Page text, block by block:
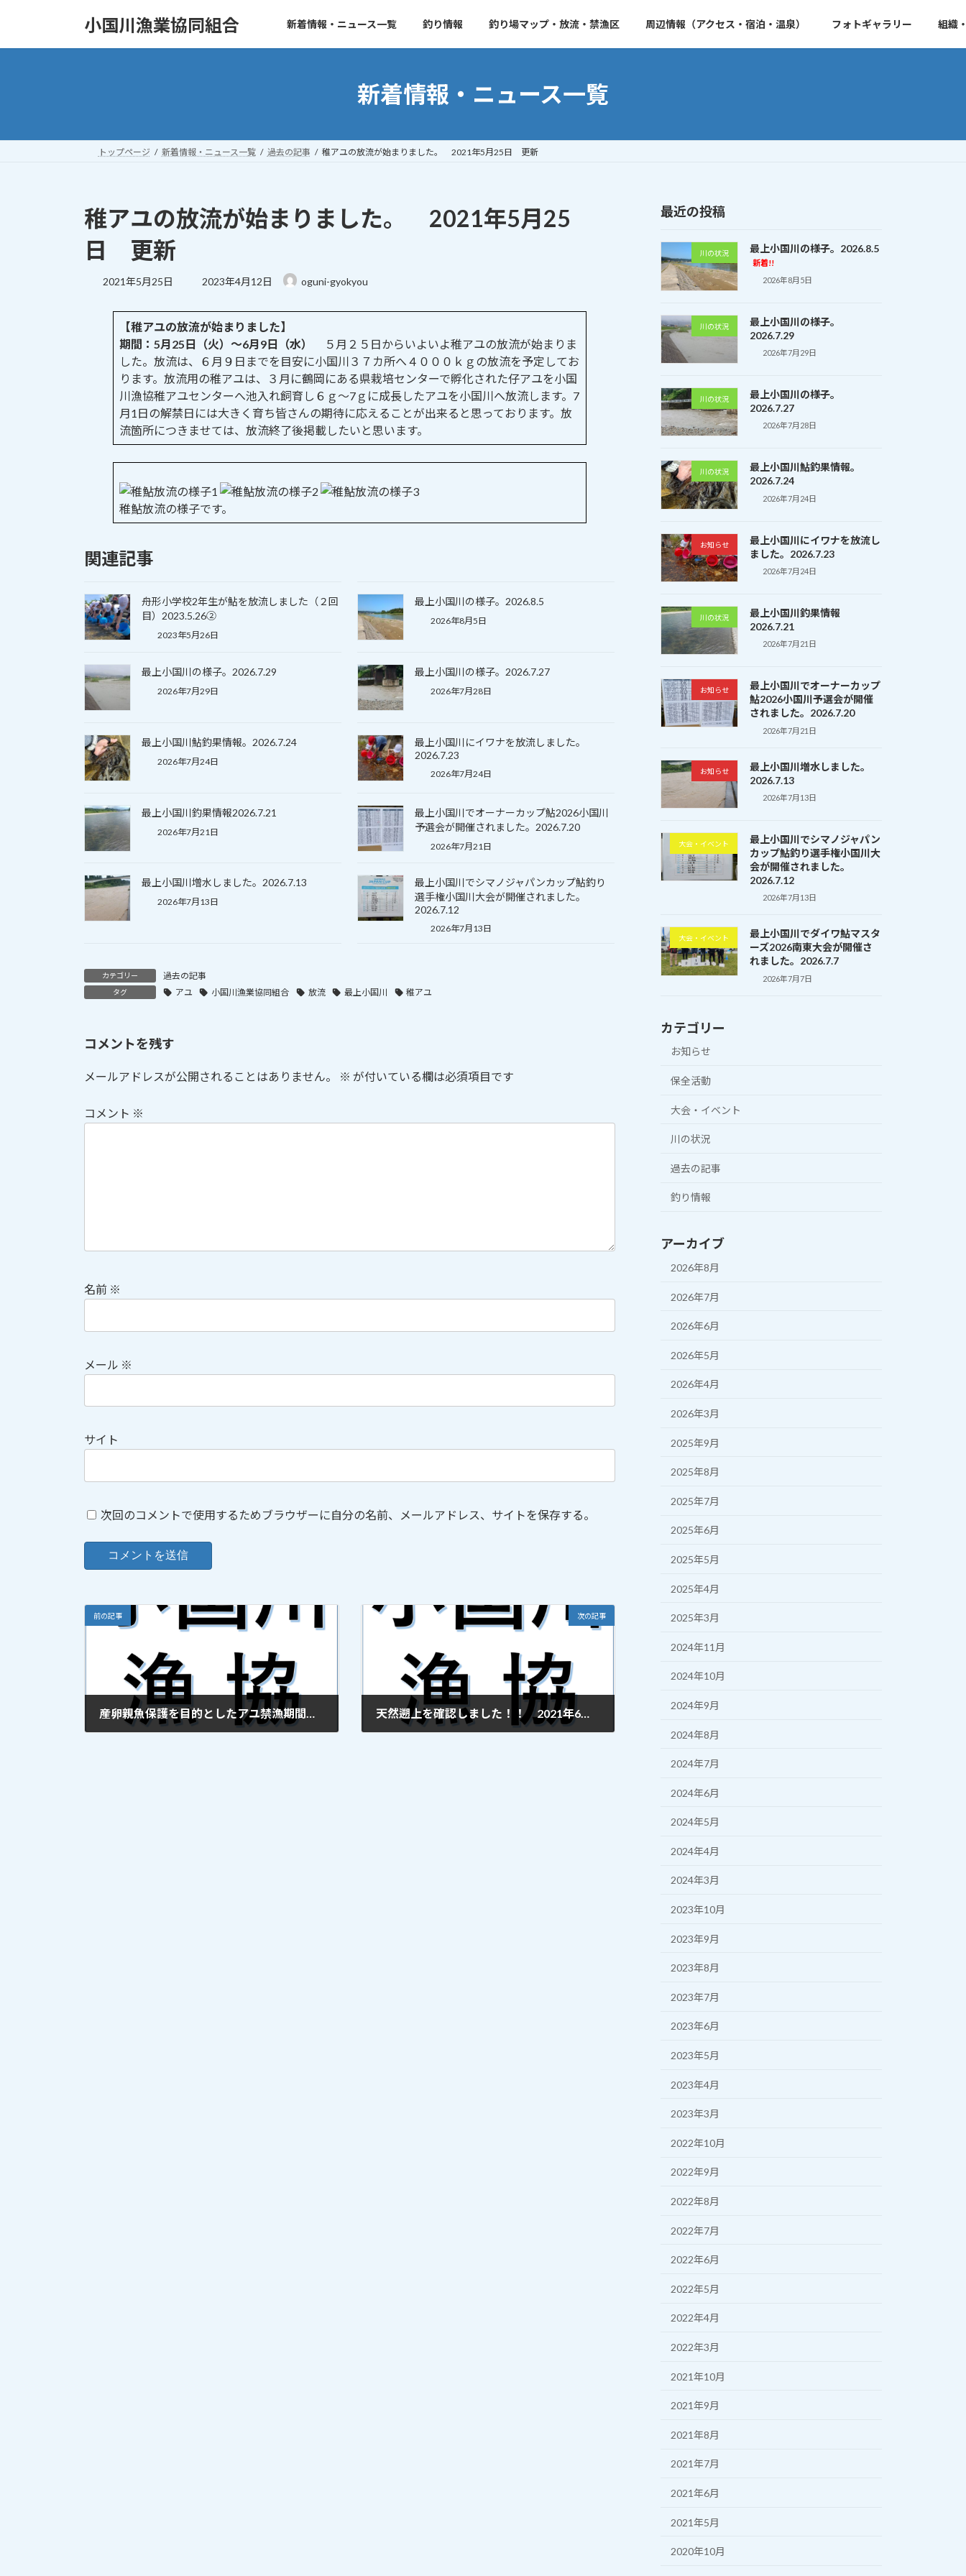
小国川漁業協同組合 新着情報・ニュース一覧 釣り情報 釣り場マップ・放流・禁漁区 周辺情報（アクセス・宿泊・温泉） フォトギャラリー 組織
新着情報・ニュース一覧
トップページ 新着情報・ニュース一覧 過去の記事 稚アユの放流が始まりました。 2021年5月25日 更新
稚アユの放流が始まりました。 2021年5月25
日 更新
2021年5月25日
最
新
日
時
:
2023年4月12日 oguni-gyokyou
【稚アユの放流が始まりました】
期間：5月25日（火）～6月9日（水）
５月２５日からいよいよ稚アユの放流が始まりま
した。放流は、６月９日までを目安に小国川３７カ所へ４０００ｋｇの放流を予定してお
ります。放流用の稚アユは、３月に鶴岡にある県栽培センターで孵化された仔アユを小国
川漁協稚アユセンターへ池入れ飼育し６ｇ～7ｇに成長したアユを小国川へ放流します。7
月1日の解禁日には大きく育ち皆さんの期待に応えることが出来ると思っております。放
流箇所につきませては、放流終了後掲載したいと思います。
稚鮎放流の様子です。
関連記事
舟形小学校2年生が鮎を放流しました（２回
目）2023.5.26②
2023年5月26日
最上小国川の様子。2026.8.5
2026年8月5日
最上小国川の様子。2026.7.29
2026年7月29日
最上小国川の様子。2026.7.27
2026年7月28日
最上小国川鮎釣果情報。2026.7.24
2026年7月24日
最上小国川にイワナを放流しました。
2026.7.23
2026年7月24日
最上小国川釣果情報2026.7.21
2026年7月21日
最上小国川でオーナーカップ鮎2026小国川
予選会が開催されました。2026.7.20
2026年7月21日
最上小国川増水しました。2026.7.13
2026年7月13日
最上小国川でシマノジャパンカップ鮎釣り
選手権小国川大会が開催されました。
2026.7.12
2026年7月13日
カテゴリー 過去の記事
タグ アユ 小国川漁業協同組合 放流 最上小国川 稚アユ
コメントを残す
メールアドレスが公開されることはありません。 ※ が付いている欄は必須項目です
コメント ※
名前 ※
メール ※
サイト
次回のコメントで使用するためブラウザーに自分の名前、メールアドレス、サイトを保存する。
前の記事
産卵親魚保護を目的としたアユ禁漁期間と禁漁区域の設置 2020年10月6日 更新
次の記事
天然遡上を確認しました！！ 2021年6月3日 更新
最近の投稿
川の状況 最上小国川の様子。2026.8.5
新着!!
2026年8月5日
川の状況
最上小国川の様子。
2026.7.29
2026年7月29日
川の状況
最上小国川の様子。
2026.7.27
2026年7月28日
川の状況
最上小国川鮎釣果情報。
2026.7.24
2026年7月24日
お知らせ
最上小国川にイワナを放流し
ました。2026.7.23
2026年7月24日
川の状況
最上小国川釣果情報
2026.7.21
2026年7月21日
お知らせ
最上小国川でオーナーカップ
鮎2026小国川予選会が開催
されました。2026.7.20
2026年7月21日
お知らせ
最上小国川増水しました。
2026.7.13
2026年7月13日
大会・イベント
最上小国川でシマノジャパン
カップ鮎釣り選手権小国川大
会が開催されました。
2026.7.12
2026年7月13日
大会・イベント
最上小国川でダイワ鮎マスタ
ーズ2026南東大会が開催さ
れました。2026.7.7
2026年7月7日
カテゴリー
お知らせ
保全活動
大会・イベント
川の状況
過去の記事
釣り情報
アーカイブ
2026年8月
2026年7月
2026年6月
2026年5月
2026年4月
2026年3月
2025年9月
2025年8月
2025年7月
2025年6月
2025年5月
2025年4月
2025年3月
2024年11月
2024年10月
2024年9月
2024年8月
2024年7月
2024年6月
2024年5月
2024年4月
2024年3月
2023年10月
2023年9月
2023年8月
2023年7月
2023年6月
2023年5月
2023年4月
2023年3月
2022年10月
2022年9月
2022年8月
2022年7月
2022年6月
2022年5月
2022年4月
2022年3月
2021年10月
2021年9月
2021年8月
2021年7月
2021年6月
2021年5月
2020年10月